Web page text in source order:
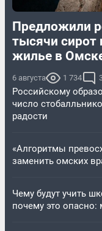
Предложили
тысячи сирот
жилье в
6 августа 1 734
Российскому
число
радости
«Алгоритмы
заменить омских
Чему будут учить
почему это опасно: